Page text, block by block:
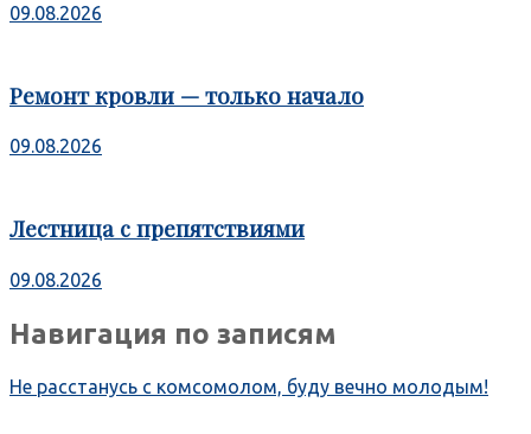
09.08.2026
Ремонт кровли — только начало
09.08.2026
Лестница с препятствиями
09.08.2026
Навигация по записям
Не расстанусь с комсомолом, буду вечно молодым!